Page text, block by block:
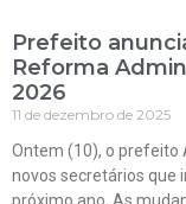
Prefeito
Reforma
2026
11 de dezembro de 2025
Ontem (10), o prefeito
novos secretários que
próximo ano. As